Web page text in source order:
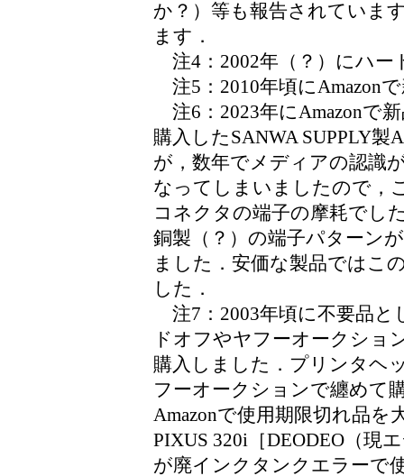
か？）等も報告されていま
ます．
注4：2002年（？）にハー
注5：2010年頃にAmazon
注6：2023年にAmazonで
購入したSANWA SUPPLY
が，数年でメディアの認識
なってしまいましたので，
コネクタの端子の摩耗でし
銅製（？）の端子パターン
ました．安価な製品ではこ
した．
注7：2003年頃に不要品と
ドオフやヤフーオークショ
購入しました．プリンタヘ
フーオークションで纏めて
Amazonで使用期限切れ品
PIXUS 320i［DEODEO（現
が廃インクタンクエラーで